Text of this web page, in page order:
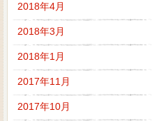
2018年4月
2018年3月
2018年1月
2017年11月
2017年10月